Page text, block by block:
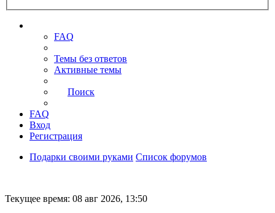
FAQ
Темы без ответов
Активные темы
Поиск
FAQ
Вход
Регистрация
Подарки своими руками Список форумов
Текущее время: 08 авг 2026, 13:50